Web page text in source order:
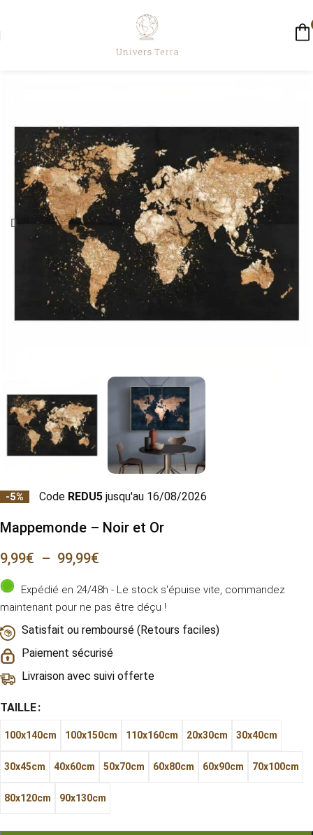
-5% Code REDU5 jusqu'au 16/08/2026
Mappemonde – Noir et Or
9,99€ – 99,99€
Expédié en 24/48h - Le stock s'épuise vite, commandez
maintenant pour ne pas être déçu !
Satisfait ou remboursé (Retours faciles)
Paiement sécurisé
Livraison avec suivi offerte
TAILLE
100x140cm 100x150cm 110x160cm 20x30cm 30x40cm
30x45cm 40x60cm 50x70cm 60x80cm 60x90cm 70x100cm
80x120cm 90x130cm
☀️ LIVRAISON GRATUITE AUJOURD'HUI ☀️